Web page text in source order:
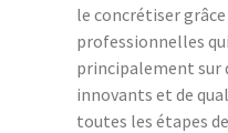
le concrétiser
professionnelles
principalement sur
innovants et de
toutes les étapes